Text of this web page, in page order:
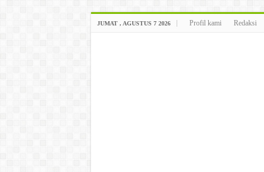
JUMAT , AGUSTUS 7 2026 Profil kami Redaksi